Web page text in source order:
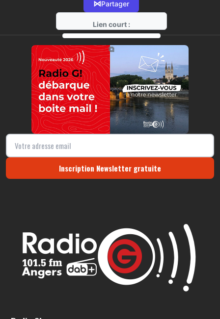
⋈Partager
Lien court :
https://radio-g.fr?15713
⧉
Inscription Newsletter gratuite